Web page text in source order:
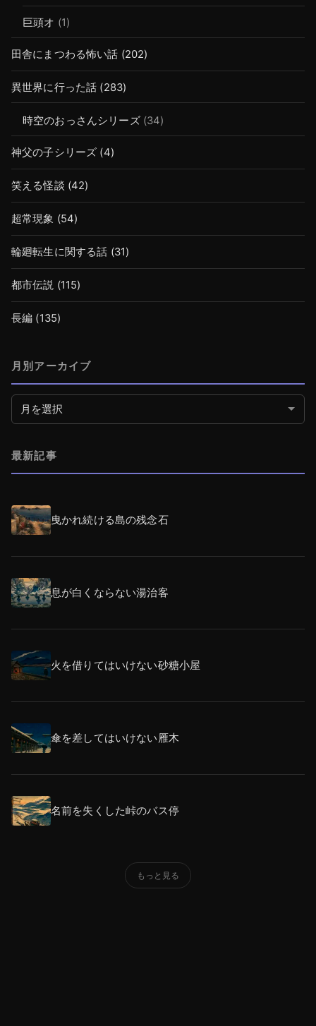
巨頭オ (1)
田舎にまつわる怖い話 (202)
異世界に行った話 (283)
時空のおっさんシリーズ(34)
神父の子シリーズ (4)
笑える怪談 (42)
超常現象 (54)
輪廻転生に関する話 (31)
都市伝説 (115)
長編 (135)
月別アーカイブ
月別アーカイブ
最新記事
曳かれ続ける島の残念石
息が白くならない湯治客
火を借りてはいけない砂糖小屋
傘を差してはいけない雁木
名前を失くした峠のバス停
もっと見る